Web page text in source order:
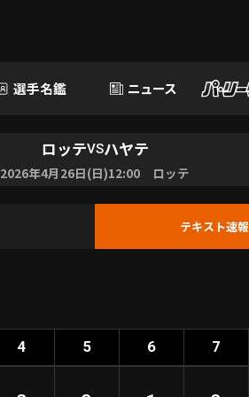
選手名鑑 ニュース
ロッテVSハヤテ
2026年4月26日(日)12:00 ロッテ
テキスト速報
4 5 6 7